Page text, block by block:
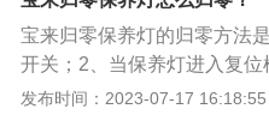
调滤芯和火花塞。3、
多，除机油、机油滤芯、空
宝来归零保养灯的归零方法
开关；2、当保养灯进入复
可。宝来是一款紧凑型4门5
发布时间：2023-07-17 16:18:55